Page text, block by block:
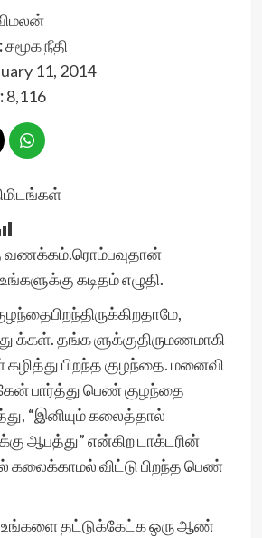
சமூக நீதி
11, 2014
8,116
வணக்கம்.ரொம்பவுதான்
கடிதம் எழுதி.
க்கள். தங்க ளுக்குதிருமணமாகி
பிறந்த குழந்தை. மனைவி
பார்த்து பெண் குழந்தை
“இனியும் கலைத்தால்
க்கு ஆபத்து” என்கிற டாக்டரின்
கலைக்காமல் விட்டு பிறந்த பெண்
உங்களை தட்டுக்கேட்க ஒரு ஆண்